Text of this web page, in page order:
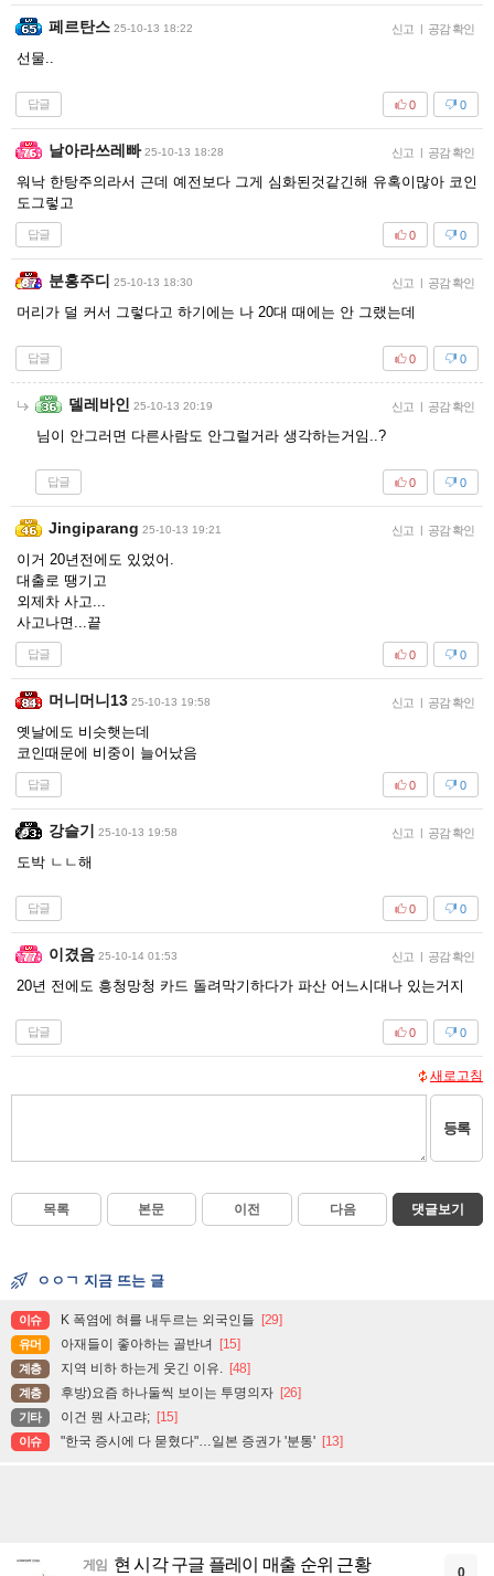
페르탄스 25-10-13 18:22 신고 | 공감 확인
선물..
답글 0
0
날아라쓰레빠 25-10-13 18:28 신고 | 공감 확인
워낙 한탕주의라서 근데 예전보다 그게 심화된것같긴해 유혹이많아 코인
도그렇고
답글 0
0
분홍주디 25-10-13 18:30 신고 | 공감 확인
머리가 덜 커서 그렇다고 하기에는 나 20대 때에는 안 그랬는데
답글 0
0
델레바인 25-10-13 20:19 신고 | 공감 확인
님이 안그러면 다른사람도 안그럴거라 생각하는거임..?
답글 0
0
Jingiparang 25-10-13 19:21 신고 | 공감 확인
이거 20년전에도 있었어.
대출로 땡기고
외제차 사고...
사고나면...끝
답글 0
0
머니머니13 25-10-13 19:58 신고 | 공감 확인
옛날에도 비슷햇는데
코인때문에 비중이 늘어났음
답글 0
0
강슬기 25-10-13 19:58 신고 | 공감 확인
도박 ㄴㄴ해
답글 0
0
이겼음 25-10-14 01:53 신고 | 공감 확인
20년 전에도 흥청망청 카드 돌려막기하다가 파산 어느시대나 있는거지
답글 0
0
새로고침
등록
목록 본문 이전 다음 댓글보기
ㅇㅇㄱ 지금 뜨는 글
이슈 K 폭염에 혀를 내두르는 외국인들 [29]
유머 아재들이 좋아하는 골반녀 [15]
계층 지역 비하 하는게 웃긴 이유. [48]
계층 후방)요즘 하나둘씩 보이는 투명의자 [26]
기타 이건 뭔 사고랴; [15]
이슈 "한국 증시에 다 묻혔다"…일본 증권가 '분통' [13]
게임 현 시각 구글 플레이 매출 순위 근황 0